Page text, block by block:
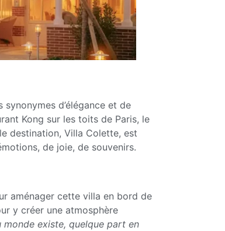
synonymes d’élégance et de
Kong sur les toits de Paris, le
destination, Villa Colette, est
de joie, de souvenirs.
aménager cette villa en bord de
y créer une atmosphère
monde existe, quelque part en